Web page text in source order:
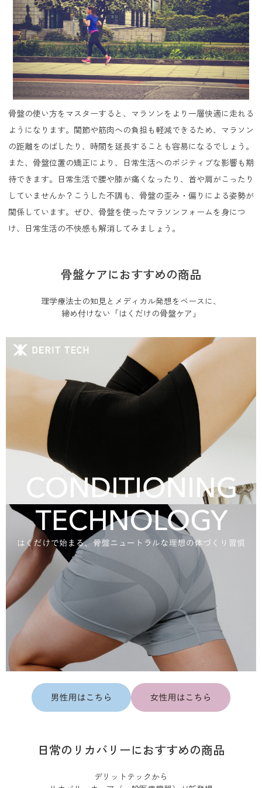
骨盤の使い方をマスターすると、マラソンをより一層快適に走れる
ようになります。関節や筋肉への負担も軽減できるため、マラソン
の距離をのばしたり、時間を延長することも容易になるでしょう。
また、骨盤位置の矯正により、日常生活へのポジティブな影響も期
待できます。日常生活で腰や膝が痛くなったり、首や肩がこったり
していませんか？こうした不調も、骨盤の歪み・偏りによる姿勢が
関係しています。ぜひ、骨盤を使ったマラソンフォームを身につ
け、日常生活の不快感も解消してみましょう。
骨盤ケアにおすすめの商品
理学療法士の知見とメディカル発想をベースに、
締め付けない「はくだけの骨盤ケア」
日常のリカバリーにおすすめの商品
デリットテックから